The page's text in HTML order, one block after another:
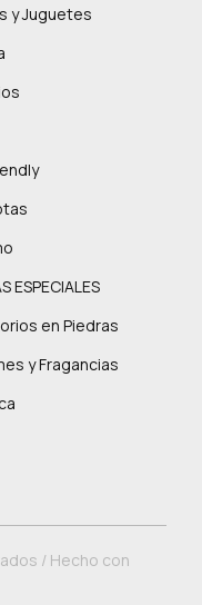
y Juguetes
ESPECIALES
en Piedras
y Fragancias
/ Hecho con